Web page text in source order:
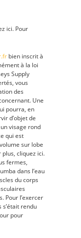
ici. Pour
bien inscrit à
à la loi
Supply
vous
des
Une
pourra, en
d’objet de
visage rond
qui est
sur lobe
plus, cliquez ici.
fermes,
dans l’eau
du corps
Pour l’exercer
s’était rendu
pour